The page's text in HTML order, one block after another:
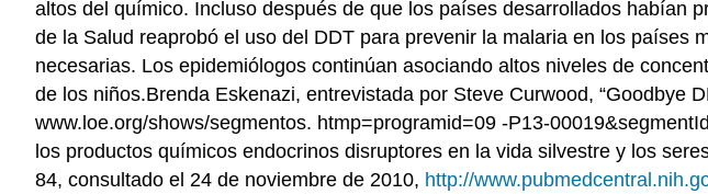
altos del químico. Incluso después de que los países desarrollados habían
de la Salud reaprobó el uso del DDT para prevenir la malaria en los países
necesarias. Los epidemiólogos continúan asociando altos niveles de
de los niños.Brenda Eskenazi, entrevistada por Steve Curwood, “Goodbye
www.loe.org/shows/segmentos. htmp=programid=09 -P13-
los productos químicos endocrinos disruptores en la vida silvestre y los
84, consultado el 24 de noviembre de 2010, http://